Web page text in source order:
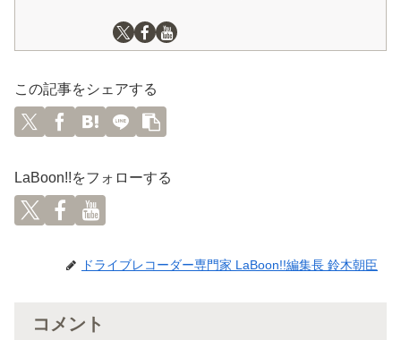
この記事をシェアする
LaBoon!!をフォローする
ドライブレコーダー専門家 LaBoon!!編集長 鈴木朝臣
コメント